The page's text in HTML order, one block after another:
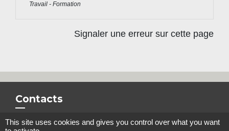
Travail - Formation
Signaler une erreur sur cette page
Contacts
Commune de Steene
This site uses cookies and gives you control over what you want